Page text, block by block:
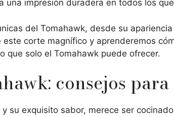
una impresión duradera en todos los
del Tomahawk, desde su
corte magnífico y aprenderemos
que solo el Tomahawk puede ofrecer.
consejos
su exquisito sabor, merece ser